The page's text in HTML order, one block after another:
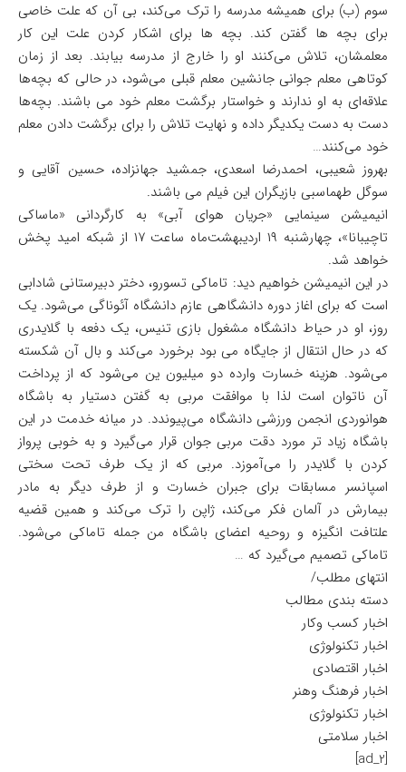
سوم (ب) برای همیشه مدرسه را ترک می‌کند، بی آن که علت خاصی
برای بچه ها گفتن کند. بچه ها برای اشکار کردن علت این کار
معلمشان، تلاش می‌کنند او را خارج از مدرسه بیابند. بعد از زمان
کوتاهی معلم جوانی جانشین معلم قبلی می‌شود، در حالی که بچه‌ها
علاقه‌ای به او ندارند و خواستار برگشت معلم خود می باشند. بچه‌ها
دست به دست یکدیگر داده و نهایت تلاش را برای برگشت دادن معلم
خود می‌کنند…
بهروز شعیبی، احمدرضا اسعدی، جمشید جهانزاده، حسین آقایی و
سوگل طهماسبی بازیگران این فیلم می باشند.
انیمیشن سینمایی «جریان هوای آبی» به کارگردانی «ماساکی
تاچیبانا»، چهارشنبه ۱۹ اردیبهشت‌ماه ساعت ۱۷ از شبکه امید پخش
خواهد شد.
در این انیمیشن خواهیم دید: تاماکی تسورو، دختر دبیرستانی شادابی
است که برای اغاز دوره دانشگاهی عازم دانشگاه آئوناگی می‌شود. یک
روز، او در حیاط دانشگاه مشغول بازی تنیس، یک دفعه با گلایدری
که در حال انتقال از جایگاه می بود برخورد می‌کند و بال آن شکسته
می‌شود. هزینه خسارت وارده دو میلیون ین می‌شود که از پرداخت
آن ناتوان است لذا با موافقت مربی به گفتن دستیار به باشگاه
هوانوردی انجمن ورزشی دانشگاه می‌پیوندد. در میانه خدمت در این
باشگاه زیاد تر مورد دقت مربی جوان قرار می‌گیرد و به خوبی پرواز
کردن با گلایدر را می‌آموزد. مربی که از یک طرف تحت سختی
اسپانسر مسابقات برای جبران خسارت و از طرف دیگر به مادر
بیمارش در آلمان فکر می‌کند، ژاپن را ترک می‌کند و همین قضیه
علتافت انگیزه و روحیه اعضای باشگاه من جمله تاماکی می‌شود.
تاماکی تصمیم می‌گیرد که …
انتهای مطلب/
دسته بندی مطالب
اخبار کسب وکار
اخبار تکنولوژی
اخبار اقتصادی
اخبار فرهنگ وهنر
اخبار تکنولوژی
اخبار سلامتی
[ad_2]